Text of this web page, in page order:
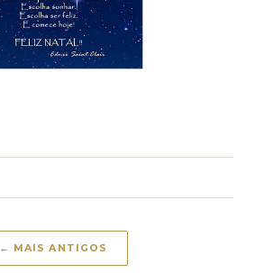
← MAIS ANTIGOS